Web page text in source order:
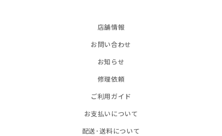
店舗情報
お問い合わせ
お知らせ
修理依頼
ご利用ガイド
お支払いについて
配送･送料について